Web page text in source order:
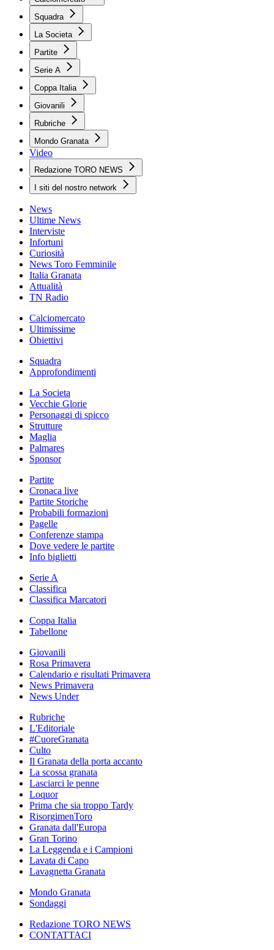
Squadra
La Societa
Partite
Serie A
Coppa Italia
Giovanili
Rubriche
Mondo Granata
Video
Redazione TORO NEWS
I siti del nostro network
News
Ultime News
Interviste
Infortuni
Curiosità
News Toro Femminile
Italia Granata
Attualità
TN Radio
Calciomercato
Ultimissime
Obiettivi
Squadra
Approfondimenti
La Societa
Vecchie Glorie
Personaggi di spicco
Strutture
Maglia
Palmares
Sponsor
Partite
Cronaca live
Partite Storiche
Probabili formazioni
Pagelle
Conferenze stampa
Dove vedere le partite
Info biglietti
Serie A
Classifica
Classifica Marcatori
Coppa Italia
Tabellone
Giovanili
Rosa Primavera
Calendario e risultati Primavera
News Primavera
News Under
Rubriche
L'Editoriale
#CuoreGranata
Culto
Il Granata della porta accanto
La scossa granata
Lasciarci le penne
Loquor
Prima che sia troppo Tardy
RisorgimenToro
Granata dall'Europa
Gran Torino
La Leggenda e i Campioni
Lavata di Capo
Lavagnetta Granata
Mondo Granata
Sondaggi
Redazione TORO NEWS
CONTATTACI